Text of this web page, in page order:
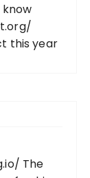
know
this year
The